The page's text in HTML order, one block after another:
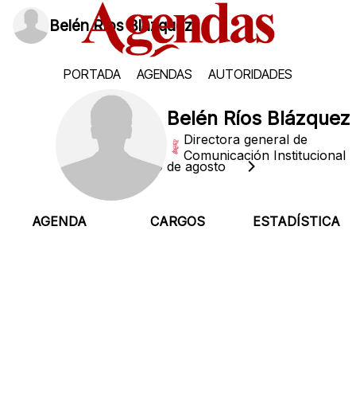
Belén Ríos Blázquez
PORTADA AGENDAS AUTORIDADES
Belén Ríos Blázquez
Directora general de
Comunicación Institucional
AGENDA CARGOS ESTADÍSTICA
Domingo, 9 de agosto